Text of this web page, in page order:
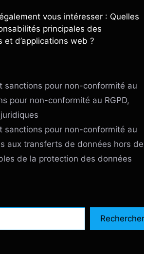
vous intéresser : Quelles
principales des
d’applications web ?
sanctions pour non-conformité au
pour non-conformité au RGPD,
sanctions pour non-conformité au
aux transferts de données hors de
de la protection des données
Rechercher